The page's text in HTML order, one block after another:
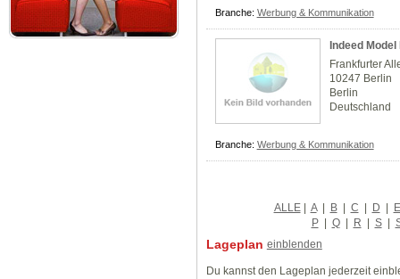
Branche: Werbung & Kommunikation
Indeed
Frankfurter
10247 Berlin
Berlin
Deutschland
Branche: Werbung & Kommunikation
ALLE| A | B | C | D | E
P | Q | R | S |
Lageplan einblenden
Du kannst den Lageplan jederzeit